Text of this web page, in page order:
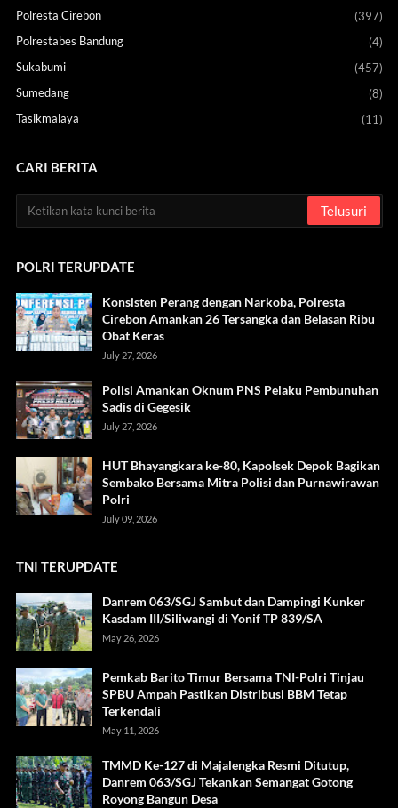
Polresta Cirebon
(397)
Polrestabes Bandung
(4)
Sukabumi
(457)
Sumedang
(8)
Tasikmalaya
(11)
CARI BERITA
POLRI TERUPDATE
Konsisten Perang dengan Narkoba, Polresta
Cirebon Amankan 26 Tersangka dan Belasan Ribu
Obat Keras
July 27, 2026
Polisi Amankan Oknum PNS Pelaku Pembunuhan
Sadis di Gegesik
July 27, 2026
HUT Bhayangkara ke-80, Kapolsek Depok Bagikan
Sembako Bersama Mitra Polisi dan Purnawirawan
Polri
July 09, 2026
TNI TERUPDATE
Danrem 063/SGJ Sambut dan Dampingi Kunker
Kasdam III/Siliwangi di Yonif TP 839/SA
May 26, 2026
Pemkab Barito Timur Bersama TNI-Polri Tinjau
SPBU Ampah Pastikan Distribusi BBM Tetap
Terkendali
May 11, 2026
TMMD Ke-127 di Majalengka Resmi Ditutup,
Danrem 063/SGJ Tekankan Semangat Gotong
Royong Bangun Desa